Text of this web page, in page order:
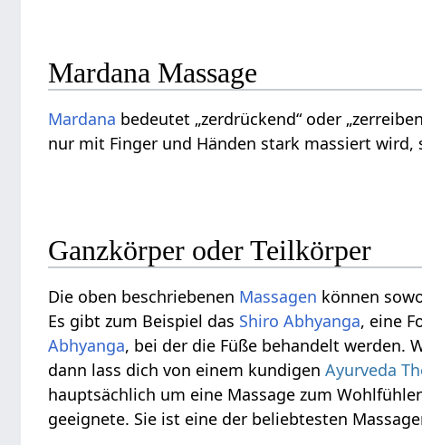
Mardana Massage
Mardana bedeutet „zerdrückend“ oder
nur mit Finger und Händen stark massiert
Ganzkörper oder Teilkörper
Die oben beschriebenen Massagen können
Es gibt zum Beispiel das Shiro Abhyanga, eine
Abhyanga, bei der die Füße behandelt werden.
dann lass dich von einem kundigenAyurveda
hauptsächlich um eine Massage zum
geeignete. Sie ist eine der beliebtesten